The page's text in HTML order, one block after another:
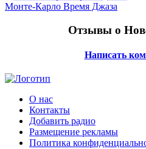
Монте-Карло Время Джаза
Отзывы о
Написать
О нас
Контакты
Добавить радио
Размещение рекламы
Политика